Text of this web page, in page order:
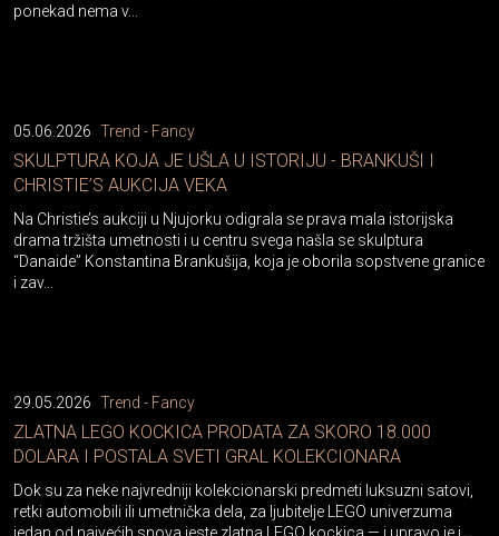
ponekad nema v...
05.06.2026 Trend - Fancy
SKULPTURA KOJA JE UŠLA U ISTORIJU - BRANKUŠI I
CHRISTIE’S AUKCIJA VEKA
Na Christie’s aukciji u Njujorku odigrala se prava mala istorijska
drama tržišta umetnosti i u centru svega našla se skulptura
“Danaide” Konstantina Brankušija, koja je oborila sopstvene granice
i zav...
29.05.2026 Trend - Fancy
ZLATNA LEGO KOCKICA PRODATA ZA SKORO 18.000
DOLARA I POSTALA SVETI GRAL KOLEKCIONARA
Dok su za neke najvredniji kolekcionarski predmeti luksuzni satovi,
retki automobili ili umetnička dela, za ljubitelje LEGO univerzuma
jedan od najvećih snova jeste zlatna LEGO kockica — i upravo je j...